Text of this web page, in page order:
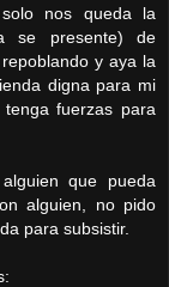
nos queda la
se presente) de
y aya la
digna para mi
fuerzas para
que pueda
alguien, no pido
para subsistir.